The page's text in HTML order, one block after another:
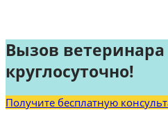
Вызов
круглосуточно!
Получите бесплатную